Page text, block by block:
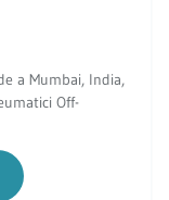
a Mumbai, India,
Off-